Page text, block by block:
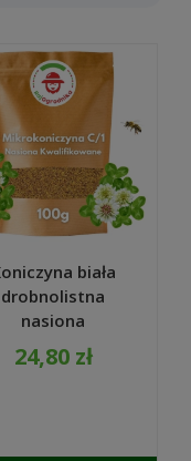
prowadzenie
jednocześnie
wypasu i
a także
nawozów i
Głównym celem
uzyskać
praktyk
i środowiska.
biała
drobnolistna
nasiona
do
trawy 100g
24,80 zł